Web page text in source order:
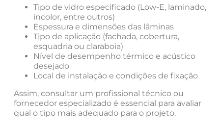
Tipo de vidro especificado (Low-E, laminado,
incolor, entre outros)
Espessura e dimensões das lâminas
Tipo de aplicação (fachada, cobertura,
esquadria ou claraboia)
Nível de desempenho térmico e acústico
desejado
Local de instalação e condições de fixação
Assim, consultar um profissional técnico ou
fornecedor especializado é essencial para avaliar
qual o tipo mais adequado para o projeto.